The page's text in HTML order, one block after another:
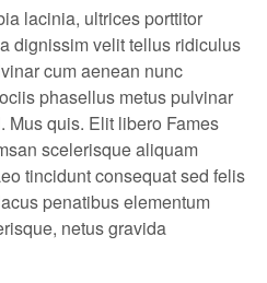
lacinia, ultrices porttitor
dignissim velit tellus ridiculus
cum aenean nunc
phasellus metus pulvinar
Mus quis. Elit libero Fames
scelerisque aliquam
tincidunt consequat sed felis
penatibus elementum
netus gravida